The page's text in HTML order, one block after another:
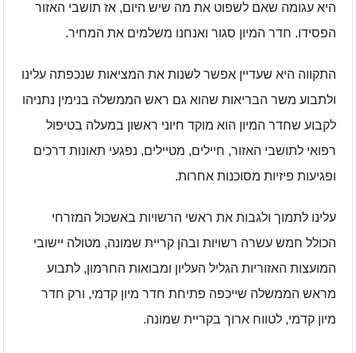
היא עגומה שאם לשפוט את מה שיש היום, אז תושבי האזור
הפסידו. חדר המיון סגור ואנחנו משלמים את המחיר.
התקווה היא שעדיין אפשר לשנות את המציאות שנכפתה עלינו
ולתבוע משר הבריאות שהוא גם ראש הממשלה בנימין נתניהו
לקבוע שחדר המיון הוא מוקד חיוני ראשון במעלה בטיפול
רפואי לתושבי האזור, חיילים, מטיילים, נפגעי תאונות דרכים
ופגיעות פיזיות מסוכנות אחרות.
עלינו לתמוך ולגבות את ראשי הרשויות באשכול המזרחי
הכולל חמש עשרה רשויות ובהן קריית שמונה, מטולה יישובי
המועצות האזוריות הגליל העליון ומבואות החרמון, לתבוע
מראש הממשלה שייכפה פתיחת חדר מיון קדמי, ורק חדר
מיון קדמי, לטווח ארוך בקריית שמונה.